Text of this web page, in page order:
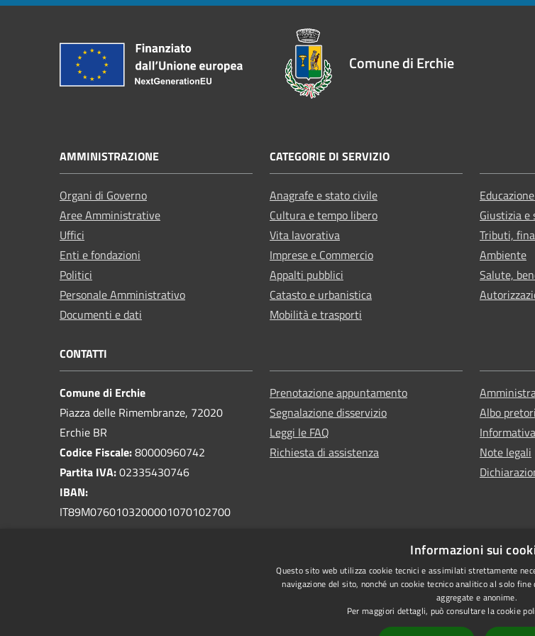
Comune di Erchie
AMMINISTRAZIONE
Organi di Governo
Aree Amministrative
Uffici
Enti e fondazioni
Politici
Personale Amministrativo
Documenti e dati
CATEGORIE DI SERVIZIO
Anagrafe e stato civile
Cultura e tempo libero
Vita lavorativa
Imprese e Commercio
Appalti pubblici
Catasto e urbanistica
Mobilità e trasporti
Giustizia e
Tributi,
Ambiente
Salute,
CONTATTI
Comune di Erchie
Piazza delle Rimembranze, 72020
Erchie BR
Codice Fiscale:80000960742
Partita IVA:02335430746
IBAN:
IT89M0760103200001070102700
Prenotazione appuntamento
Segnalazione disservizio
Leggi le FAQ
Richiesta di assistenza
Albo
Note legali
Informazioni sui
Questo sito web utilizza cookie tecnici e assimilati strettamente
navigazione del sito, nonché un cookie tecnico analitico al solo
aggregate e anonime.
Per maggiori dettagli, può consultare la cookie